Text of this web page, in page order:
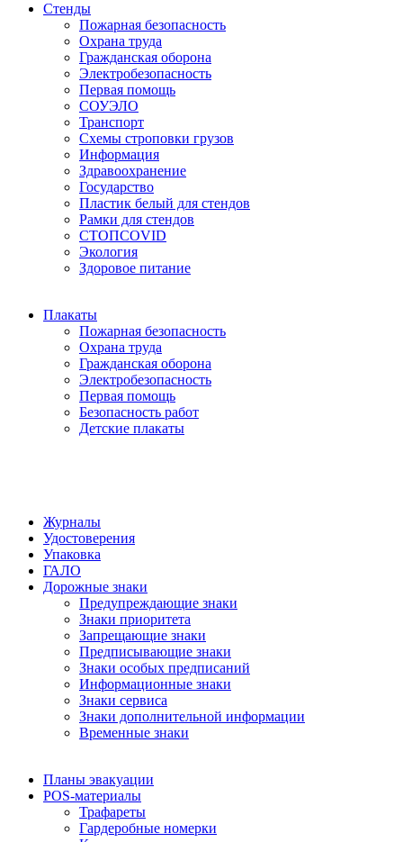
Стенды
Пожарная безопасность
Охрана труда
Гражданская оборона
Электробезопасность
Первая помощь
СОУЭЛО
Транспорт
Схемы строповки грузов
Информация
Здравоохранение
Государство
Пластик белый для стендов
Рамки для стендов
СТОПCOVID
Экология
Здоровое питание
Плакаты
Пожарная безопасность
Охрана труда
Гражданская оборона
Электробезопасность
Первая помощь
Безопасность работ
Детские плакаты
Журналы
Удостоверения
Упаковка
ГАЛО
Дорожные знаки
Предупреждающие знаки
Знаки приоритета
Запрещающие знаки
Предписывающие знаки
Знаки особых предписаний
Информационные знаки
Знаки сервиса
Знаки дополнительной информации
Временные знаки
Планы эвакуации
POS-материалы
Трафареты
Гардеробные номерки